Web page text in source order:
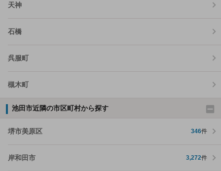
天神
石橋
呉服町
槻木町
池田市近隣の市区町村から探す
堺市美原区 346件
岸和田市 3,272件